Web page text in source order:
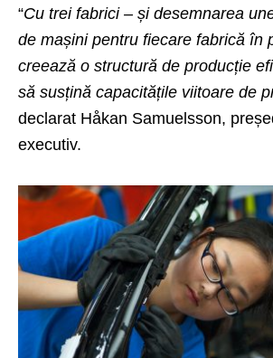
“Cu trei fabrici – și desemnarea
de mașini pentru fiecare fabrică în
creează o structură de producție
să susțină capacitățile viitoare de
declarat Håkan Samuelsson,
executiv.